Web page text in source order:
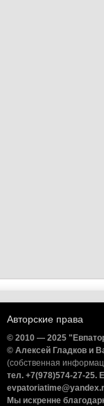
Авторские права
© 2010 — 2025
© Алексей Гладков и
(собственная
тел. +7(978)574-27-25.
Мы искренне